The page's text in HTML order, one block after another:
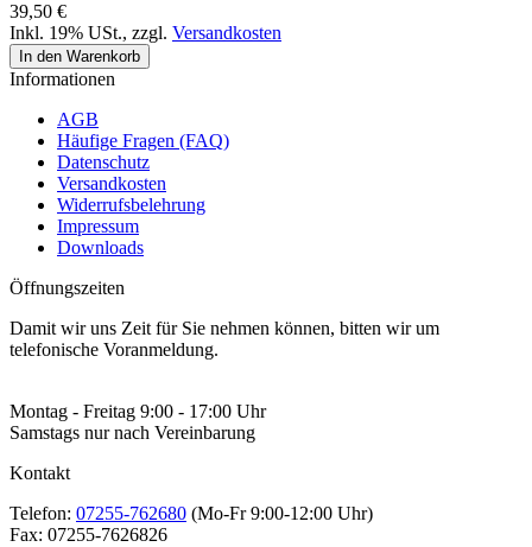
39,50 €
Inkl. 19% USt., zzgl. Versandkosten
In den Warenkorb
Informationen
AGB
Häufige Fragen (FAQ)
Datenschutz
Versandkosten
Widerrufsbelehrung
Impressum
Downloads
Öffnungszeiten
Damit wir uns Zeit für Sie nehmen können, bitten wir um
telefonische Voranmeldung.
Montag - Freitag 9:00 - 17:00 Uhr
Samstags nur nach Vereinbarung
Kontakt
Telefon: 07255-762680 (Mo-Fr 9:00-12:00 Uhr)
Fax: 07255-7626826